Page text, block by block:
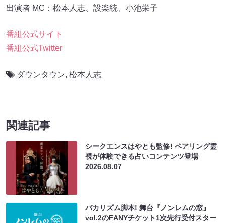
出演者 MC：松本人志、設楽統、小池栄子
番組公式サイト
番組公式Twitter
ダウンタウン, 松本人志
関連記事
シークエンスはやとも監修! ペアリング霊
視が体験できる占いコンテンツ登場
2026.08.07
バカリズム脚本! 舞台『ノンレムの窓』
vol.2のFANYチケット1次先行受付スター